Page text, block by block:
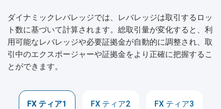
ダイナミックレバレッジでは、レバレッジは取引するロッ
ト数に基づいて計算されます。総取引量が変化すると、利
用可能なレバレッジや必要証拠金が自動的に調整され、取
引中のエクスポージャーや証拠金をより正確に把握するこ
とができます。
FX ティア1 FX ティア2 FX ティア3